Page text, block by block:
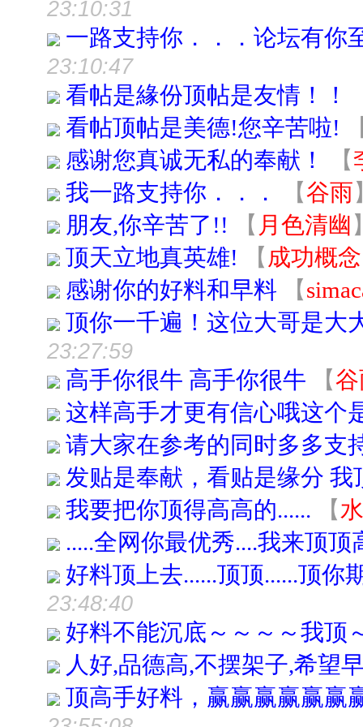
23:10:31
一路支持你．．．论坛有你
23:10:47
看帖是緣份顶帖是友情！！
看帖顶帖是美德!您辛苦啦!
感谢您真诚无私的奉献！
【
我一路支持你．．．
【谷雨
朋友,你辛苦了!!
【 月色清幽
顶天立地真英雄!
【 成功概念
感谢你的好料和早料
【
顶你一千遍！这位大哥是大
23:27:59
高手你很牛 高手你很牛 【
这样高手才更有信心哦这个
请大家在参考的同时多多支
发贴是奉献，看贴是缘分 我
我要把你顶得高高的......
【
.....全网你最优秀....我来顶顶
好料顶上去......顶顶......顶你
23:48:40
好料不能沉底～～～～我顶
人好,品德高,不摆架子,希望
顶高手好料，赢赢赢赢赢赢